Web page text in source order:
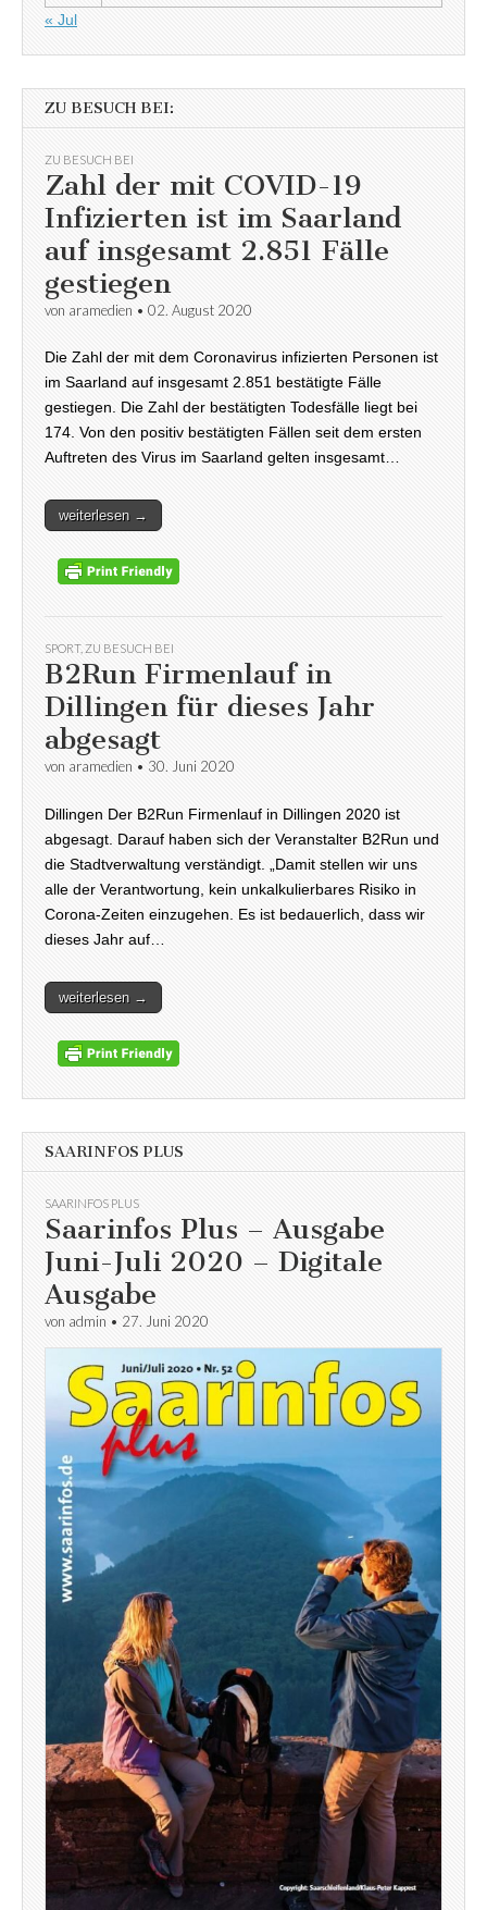
« Jul
ZU BESUCH BEI:
ZU BESUCH BEI
Zahl der mit COVID-19
Infizierten ist im Saarland
auf insgesamt 2.851 Fälle
gestiegen
von aramedien • 02. August 2020
Die Zahl der mit dem Coronavirus infizierten Personen ist
im Saarland auf insgesamt 2.851 bestätigte Fälle
gestiegen. Die Zahl der bestätigten Todesfälle liegt bei
174. Von den positiv bestätigten Fällen seit dem ersten
Auftreten des Virus im Saarland gelten insgesamt…
weiterlesen →
SPORT, ZU BESUCH BEI
B2Run Firmenlauf in
Dillingen für dieses Jahr
abgesagt
von aramedien • 30. Juni 2020
Dillingen Der B2Run Firmenlauf in Dillingen 2020 ist
abgesagt. Darauf haben sich der Veranstalter B2Run und
die Stadtverwaltung verständigt. „Damit stellen wir uns
alle der Verantwortung, kein unkalkulierbares Risiko in
Corona-Zeiten einzugehen. Es ist bedauerlich, dass wir
dieses Jahr auf…
weiterlesen →
SAARINFOS PLUS
SAARINFOS PLUS
Saarinfos Plus – Ausgabe
Juni-Juli 2020 – Digitale
Ausgabe
von admin • 27. Juni 2020